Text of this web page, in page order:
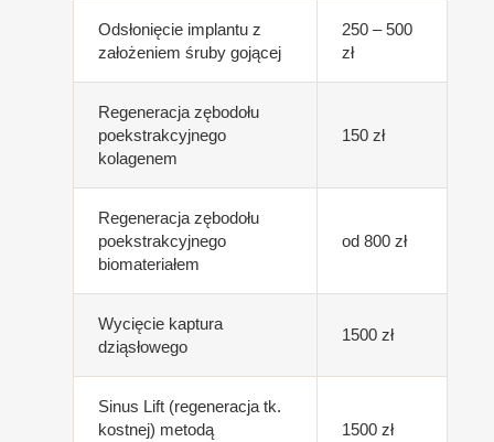
Odsłonięcie implantu z
założeniem śruby gojącej
250 – 500
zł
Regeneracja zębodołu
poekstrakcyjnego
kolagenem
150 zł
Regeneracja zębodołu
poekstrakcyjnego
biomateriałem
od 800 zł
Wycięcie kaptura
dziąsłowego
1500 zł
Sinus Lift (regeneracja tk.
kostnej) metodą
1500 zł